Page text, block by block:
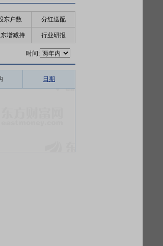
东户数 分红送配
增减持 行业研报
时间:
日期